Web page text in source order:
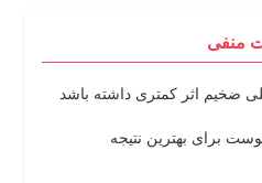
منفی
ضخیم اثر کمتری داشته باشد
برای بهترین نتیجه